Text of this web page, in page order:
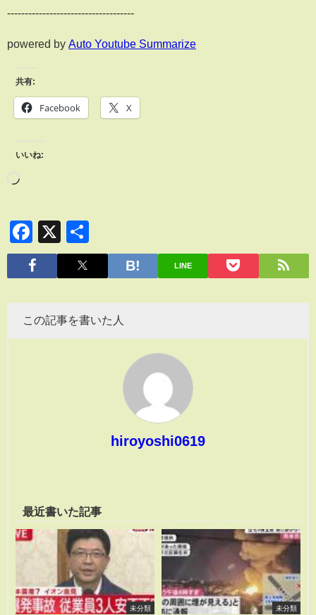
------------------------------------
powered by Auto Youtube Summarize
共有:
Facebook X
いいね:
Facebook
X
有
LINE
この記事を書いた人
hiroyoshi0619
最近書いた記事
未分類 未分類